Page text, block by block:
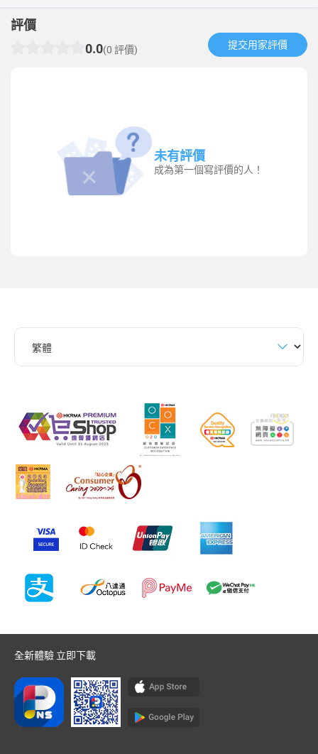
評價
0.0(0 評價) 提交用家評價​
未有評價
成為第一個寫評價的人！
全新體驗 立即下載